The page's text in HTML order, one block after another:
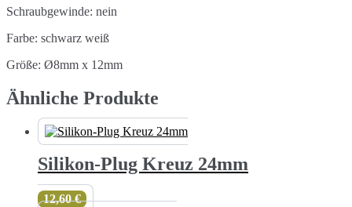
Schraubgewinde: nein
Farbe: schwarz weiß
Größe: Ø8mm x 12mm
Ähnliche Produkte
Silikon-Plug Kreuz 24mm
12,60€